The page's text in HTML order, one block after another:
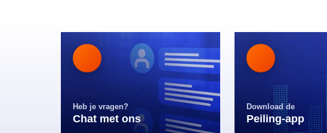
Heb je vragen?
Chat met ons
Download de
Peiling-app